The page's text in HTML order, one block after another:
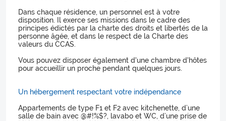
Dans chaque résidence, un personnel est à votre
disposition. Il exerce ses missions dans le cadre des
principes édictés par la charte des droits et libertés de la
personne âgée, et dans le respect de la Charte des
valeurs du CCAS.
Vous pouvez disposer également d'une chambre d'hôtes
pour accueillir un proche pendant quelques jours.
Un hébergement respectant votre indépendance
Appartements de type F1 et F2 avec kitchenette, d’une
salle de bain avec @#!%$?, lavabo et WC, d’une prise de